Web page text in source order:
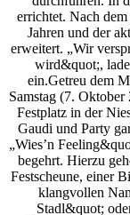
errichtet. Nach
Jahren und der
erweitert. „Wir
wird&quot;,
ein.Getreu dem
Samstag (7.
Festplatz in der
Gaudi und Party
„Wies’n
begehrt. Hierzu
Festscheune, einer
klangvollen
Stadl&quot;